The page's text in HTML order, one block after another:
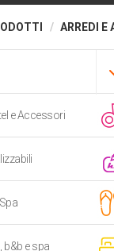
ARREDI E
e Accessori
b&b e spa